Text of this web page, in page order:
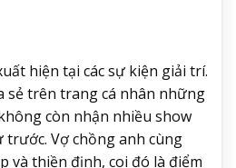
hiện tại các sự kiện giải trí.
sẻ trên trang cá nhân những
còn nhận nhiều show
Vợ chồng anh cùng
và thiền định, coi đó là điểm